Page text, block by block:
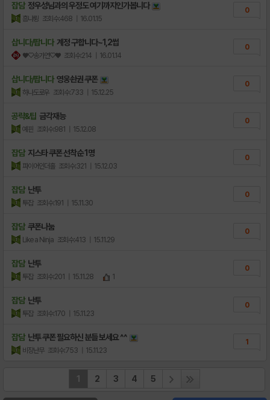
잡담 정우성님과의 우정도 여기까지인가봅니다
흠냐륑 조회수:468 | 16.01.15
0
삽니다/팝니다 계정 구합니다~1,2썹
♥♡송가연♡♥ 조회수:214 | 16.01.14
0
삽니다/팝니다 영웅솬권 쿠폰
하나도로우 조회수:733 | 15.12.25
0
공략&팁 금각재능
예핀 조회수:981 | 15.12.08
0
잡담 지스타 쿠폰 선착순 1명
파이어인더홀 조회수:321 | 15.12.03
0
잡담 난투
투잡 조회수:191 | 15.11.30
0
잡담 쿠폰나눔
Like a Ninja 조회수:413 | 15.11.29
0
잡담 난투
투잡 조회수:201 | 15.11.28 1
0
잡담 난투
투잡 조회수:170 | 15.11.23
0
잡담 난투 쿠폰 필요하신 분들 보세요 ^^
비장난무 조회수:753 | 15.11.23
1
1 2 3 4 5